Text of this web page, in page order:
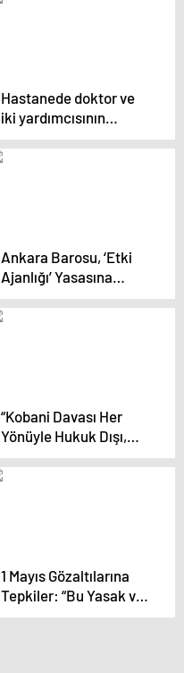
Hastanede doktor ve
iki yardımcısının
tecavüzüne uğrayan
hemşire, doktorun
Ankara Barosu, ‘Etki
Ajanlığı’ Yasasına
Karşı: Taslak Hemen
Geri Çekilmeli
“Kobani Davası Her
Yönüyle Hukuk Dışı,
Siyasi Bir Davadır”
1 Mayıs Gözaltılarına
Tepkiler: “Bu Yasak ve
Gözaltılar Hukuksuz!”